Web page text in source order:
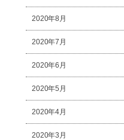
2020年8月
2020年7月
2020年6月
2020年5月
2020年4月
2020年3月